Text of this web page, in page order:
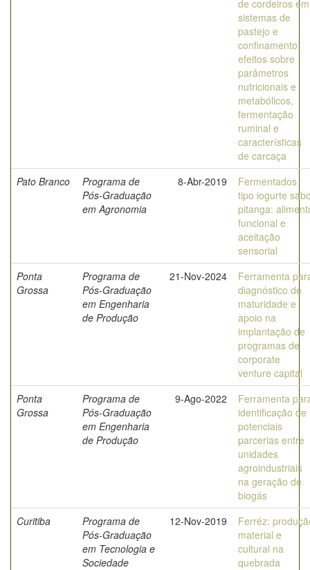
de cordeiros em
sistemas de
pastejo e
confinamento:
efeitos sobre
parâmetros
nutricionais e
metabólicos,
fermentação
ruminal e
características
de carcaça
Pato Branco
Programa de
Pós-Graduação
em Agronomia
8-Abr-2019
Fermentados
tipo iogurte
pitanga:
funcional e
aceitação
sensorial
Ponta
Grossa
Programa de
Pós-Graduação
em Engenharia
de Produção
21-Nov-2024
Ferramenta
diagnóstico de
maturidade e
apoio na
implantação de
programas de
corporate
venture capital
Ponta
Grossa
Programa de
Pós-Graduação
em Engenharia
de Produção
9-Ago-2022
Ferramenta
identificação de
potenciais
parcerias entre
unidades
agroindustriais
na geração de
biogás
Curitiba
Programa de
Pós-Graduação
em Tecnologia e
Sociedade
12-Nov-2019
Ferréz:
material e
cultural na
quebrada